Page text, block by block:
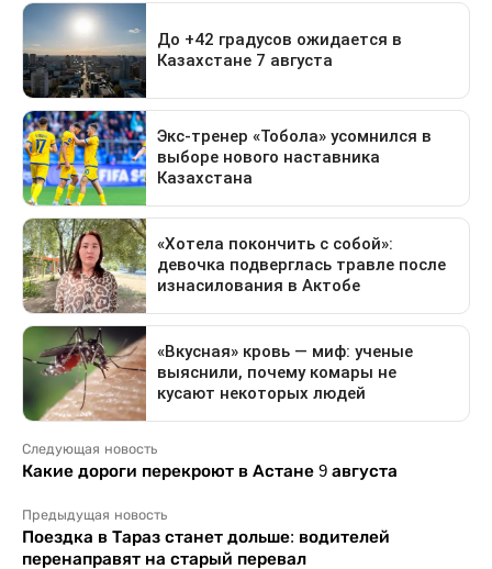
Следующая новость
Какие дороги перекроют в Астане 9 августа
Предыдущая новость
Поездка в Тараз станет дольше: водителей
перенаправят на старый перевал